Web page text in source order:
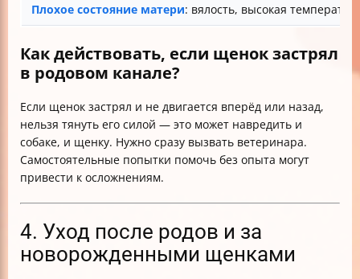
Плохое состояние матери: вялость, высокая
Как действовать, если щенок застрял
в родовом канале?
Если щенок застрял и не двигается вперёд или назад,
нельзя тянуть его силой — это может навредить и
собаке, и щенку. Нужно сразу вызвать ветеринара.
Самостоятельные попытки помочь без опыта могут
привести к осложнениям.
4. Уход после родов и за
новорожденными щенками